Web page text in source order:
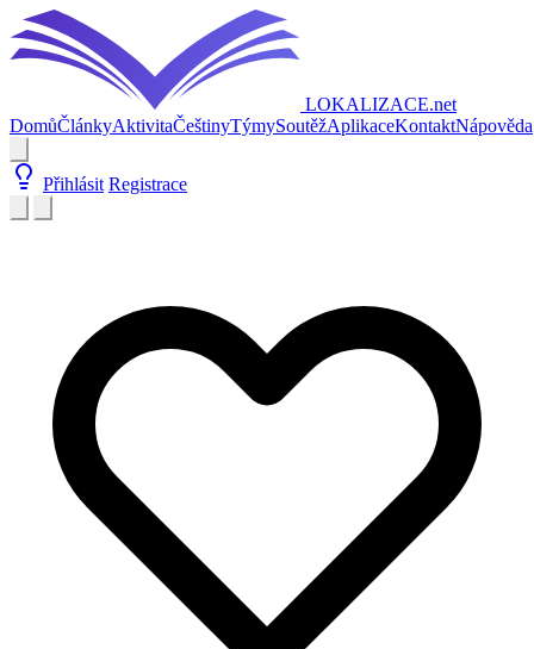
LOKALIZACE.net
DomůČlánkyAktivitaČeštinyTýmySoutěžAplikaceKontaktNápověda
Přihlásit Registrace